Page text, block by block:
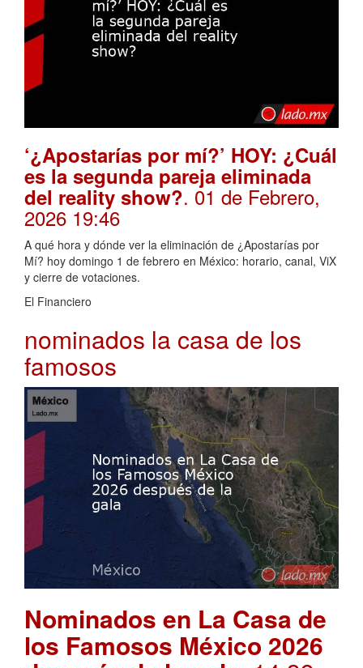
‘¿Apostarías por mí?’ HOY: ¿Cuál
es la segunda pareja eliminada
del reality show?. 01 de Febrero,
2026 19:46
A qué hora y dónde ver la eliminación de ¿Apostarías por
Mí? hoy domingo 1 de febrero en México: horario, canal, ViX
y cierre de votaciones.
El Financiero
nominados la casa de los
famosos
Nominados en La Casa de
los Famosos México 2026